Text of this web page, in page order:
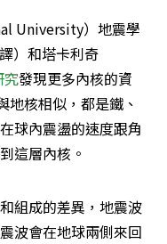
University）地震學
）和塔卡利奇
究發現更多內核的資
地核相似，都是鐵、
球內震盪的速度跟角
這層內核。
組成的差異，地震波
波會在地球兩側來回